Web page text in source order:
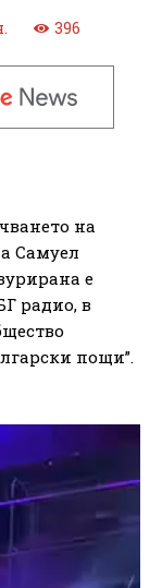
396
на
Самуел
е
радио, в
пощи”.